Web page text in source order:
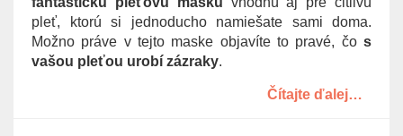
pleť, ktorú si jednoducho namiešate sami doma.
Možno práve v tejto maske objavíte to pravé, čo s
vašou pleťou urobí zázraky.
Čítajte ďalej…